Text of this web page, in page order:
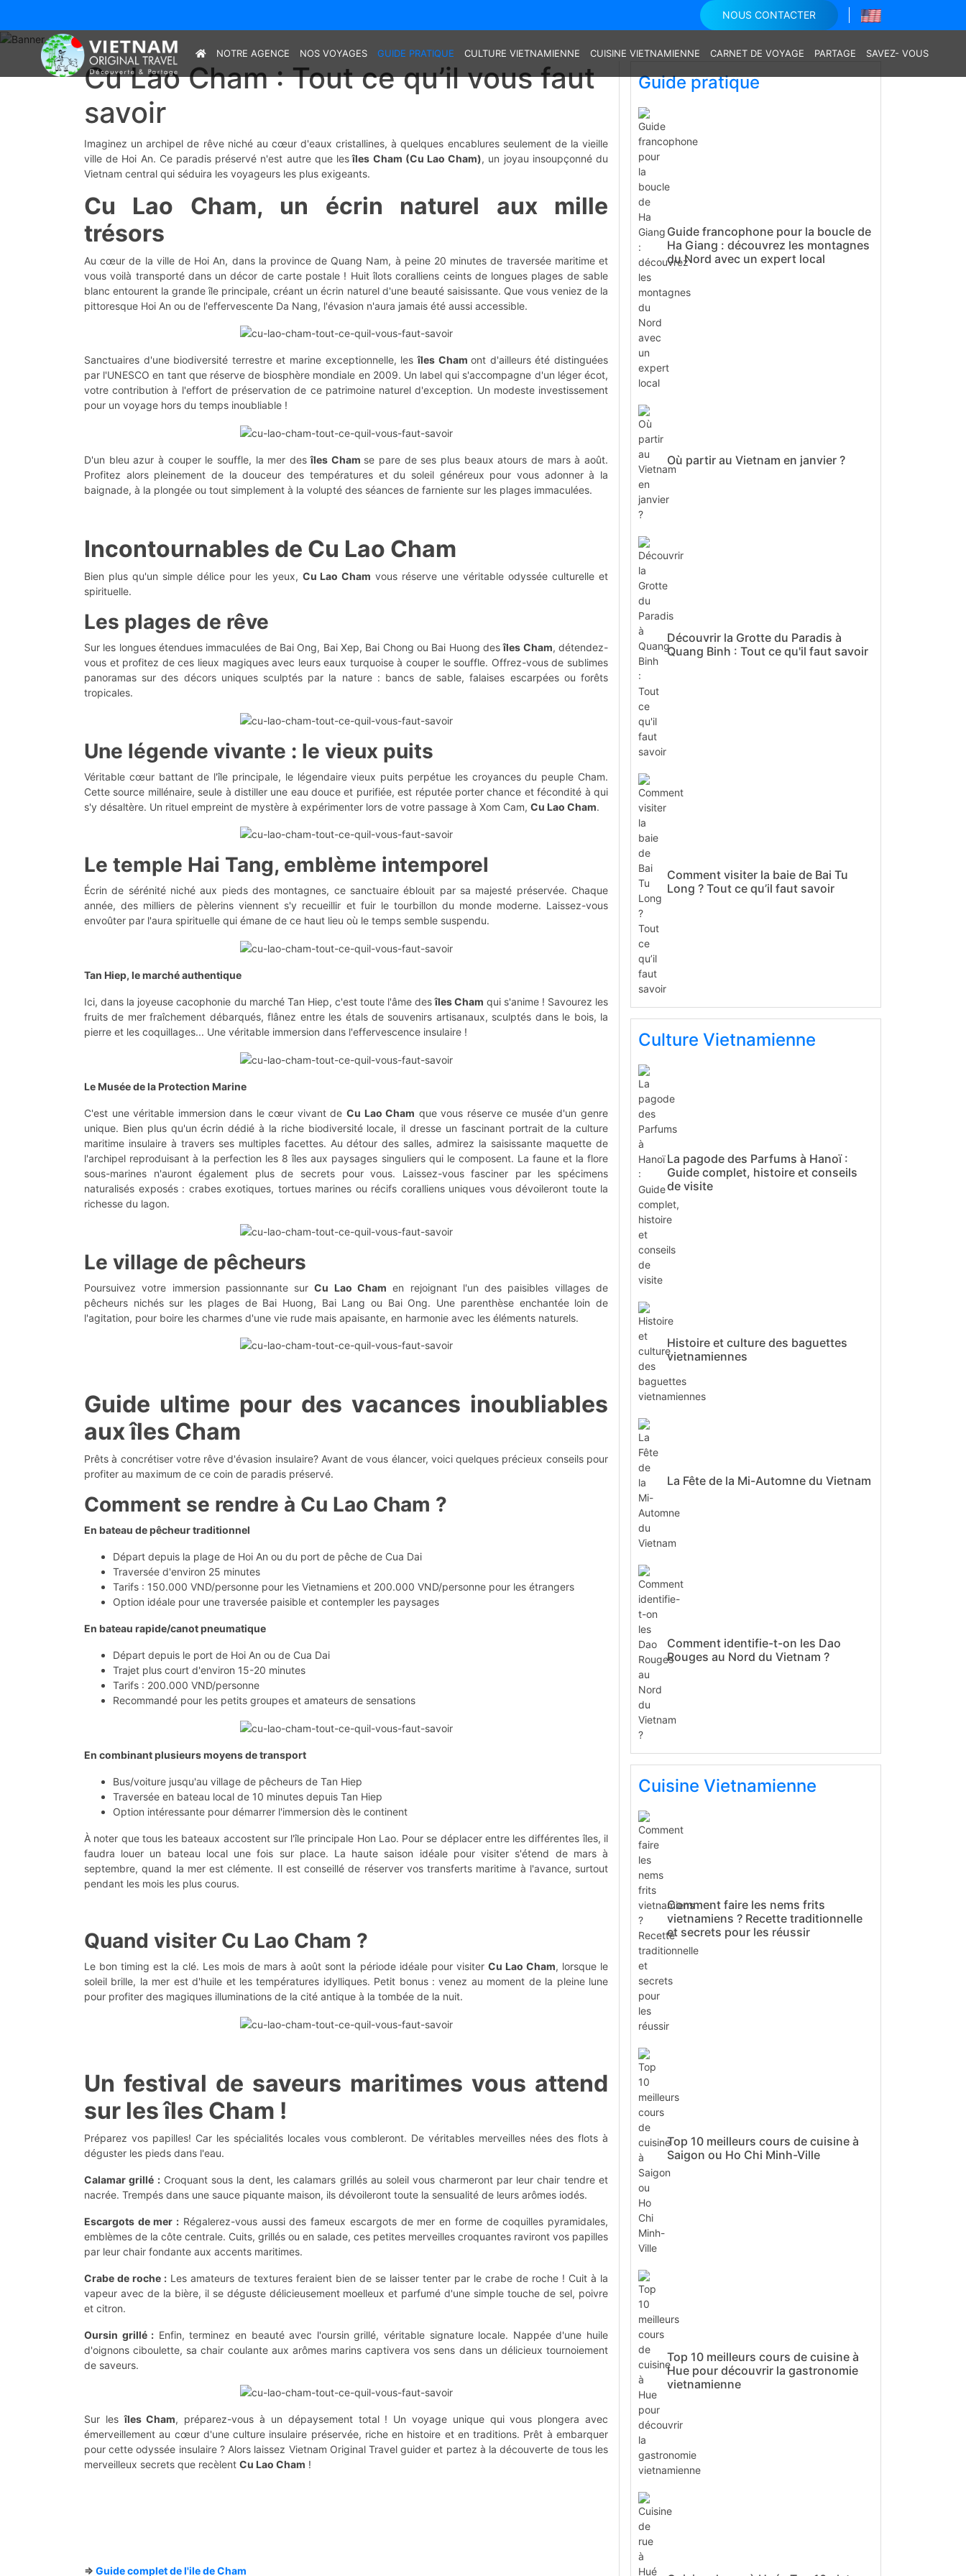
NOUS CONTACTER
NOTRE AGENCE NOS VOYAGES GUIDE PRATIQUE CULTURE VIETNAMIENNE CUISINE VIETNAMIENNE CARNET DE VOYAGE PARTAGE SAVEZ- VOUS
Cu Lao Cham : Tout ce qu’il vous faut
savoir
Imaginez un archipel de rêve niché au cœur d'eaux cristallines, à quelques encablures seulement de la vieille
ville de Hoi An. Ce paradis préservé n'est autre que lesîles Cham (Cu Lao Cham), un joyau insoupçonné du
Vietnam central qui séduira les voyageurs les plus exigeants.
Cu Lao Cham, un écrin naturel aux mille
trésors
Au cœur de la ville de Hoi An, dans la province de Quang Nam, à peine 20 minutes de traversée maritime et
vous voilà transporté dans un décor de carte postale ! Huit îlots coralliens ceints de longues plages de sable
blanc entourent la grande île principale, créant un écrin naturel d'une beauté saisissante. Que vous veniez de la
pittoresque Hoi An ou de l'effervescente Da Nang, l'évasion n'aura jamais été aussi accessible.
Sanctuaires d'une biodiversité terrestre et marine exceptionnelle, lesîles Chamont d'ailleurs été distinguées
par l'UNESCO en tant que réserve de biosphère mondiale en 2009. Un label qui s'accompagne d'un léger écot,
votre contribution à l'effort de préservation de ce patrimoine naturel d'exception. Un modeste investissement
pour un voyage hors du temps inoubliable !
D'un bleu azur à couper le souffle, la mer des îles Cham se pare de ses plus beaux atours de mars à août.
Profitez alors pleinement de la douceur des températures et du soleil généreux pour vous adonner à la
baignade, à la plongée ou tout simplement à la volupté des séances de farniente sur les plages immaculées.
Incontournables de Cu Lao Cham
Bien plus qu'un simple délice pour les yeux, Cu Lao Cham vous réserve une véritable odyssée culturelle et
spirituelle.
Les plages de rêve
Sur les longues étendues immaculées de Bai Ong, Bai Xep, Bai Chong ou Bai Huong desîles Cham, détendez-
vous et profitez de ces lieux magiques avec leurs eaux turquoise à couper le souffle. Offrez-vous de sublimes
panoramas sur des décors uniques sculptés par la nature : bancs de sable, falaises escarpées ou forêts
tropicales.
Une légende vivante : le vieux puits
Véritable cœur battant de l'île principale, le légendaire vieux puits perpétue les croyances du peuple Cham.
Cette source millénaire, seule à distiller une eau douce et purifiée, est réputée porter chance et fécondité à qui
s'y désaltère. Un rituel empreint de mystère à expérimenter lors de votre passage à Xom Cam, Cu Lao Cham.
Le temple Hai Tang, emblème intemporel
Écrin de sérénité niché aux pieds des montagnes, ce sanctuaire éblouit par sa majesté préservée. Chaque
année, des milliers de pèlerins viennent s'y recueillir et fuir le tourbillon du monde moderne. Laissez-vous
envoûter par l'aura spirituelle qui émane de ce haut lieu où le temps semble suspendu.
Tan Hiep, le marché authentique
Ici, dans la joyeuse cacophonie du marché Tan Hiep, c'est toute l'âme desîles Cham qui s'anime ! Savourez les
fruits de mer fraîchement débarqués, flânez entre les étals de souvenirs artisanaux, sculptés dans le bois, la
pierre et les coquillages... Une véritable immersion dans l'effervescence insulaire !
Le Musée de la Protection Marine
C'est une véritable immersion dans le cœur vivant de Cu Lao Cham que vous réserve ce musée d'un genre
unique. Bien plus qu'un écrin dédié à la riche biodiversité locale, il dresse un fascinant portrait de la culture
maritime insulaire à travers ses multiples facettes. Au détour des salles, admirez la saisissante maquette de
l'archipel reproduisant à la perfection les 8 îles aux paysages singuliers qui le composent. La faune et la flore
sous-marines n'auront également plus de secrets pour vous. Laissez-vous fasciner par les spécimens
naturalisés exposés : crabes exotiques, tortues marines ou récifs coralliens uniques vous dévoileront toute la
richesse du lagon.
Le village de pêcheurs
Poursuivez votre immersion passionnante surCu Lao Cham en rejoignant l'un des paisibles villages de
pêcheurs nichés sur les plages de Bai Huong, Bai Lang ou Bai Ong. Une parenthèse enchantée loin de
l'agitation, pour boire les charmes d'une vie rude mais apaisante, en harmonie avec les éléments naturels.
Guide ultime pour des vacances inoubliables
aux îles Cham
Prêts à concrétiser votre rêve d'évasion insulaire? Avant de vous élancer, voici quelques précieux conseils pour
profiter au maximum de ce coin de paradis préservé.
Comment se rendre à Cu Lao Cham ?
En bateau de pêcheur traditionnel
Départ depuis la plage de Hoi An ou du port de pêche de Cua Dai
Traversée d'environ 25 minutes
Tarifs : 150.000 VND/personne pour les Vietnamiens et 200.000 VND/personne pour les étrangers
Option idéale pour une traversée paisible et contempler les paysages
En bateau rapide/canot pneumatique
Départ depuis le port de Hoi An ou de Cua Dai
Trajet plus court d'environ 15-20 minutes
Tarifs : 200.000 VND/personne
Recommandé pour les petits groupes et amateurs de sensations
En combinant plusieurs moyens de transport
Bus/voiture jusqu'au village de pêcheurs de Tan Hiep
Traversée en bateau local de 10 minutes depuis Tan Hiep
Option intéressante pour démarrer l'immersion dès le continent
À noter que tous les bateaux accostent sur l'île principale Hon Lao. Pour se déplacer entre les différentes îles, il
faudra louer un bateau local une fois sur place. La haute saison idéale pour visiter s'étend de mars à
septembre, quand la mer est clémente. Il est conseillé de réserver vos transferts maritime à l'avance, surtout
pendant les mois les plus courus.
Quand visiter Cu Lao Cham ?
Le bon timing est la clé. Les mois de mars à août sont la période idéale pour visiter Cu Lao Cham, lorsque le
soleil brille, la mer est d'huile et les températures idylliques. Petit bonus : venez au moment de la pleine lune
pour profiter des magiques illuminations de la cité antique à la tombée de la nuit.
Un festival de saveurs maritimes vous attend
sur les îles Cham !
Préparez vos papilles! Car les spécialités locales vous combleront. De véritables merveilles nées des flots à
déguster les pieds dans l'eau.
Calamar grillé :Croquant sous la dent, les calamars grillés au soleil vous charmeront par leur chair tendre et
nacrée. Trempés dans une sauce piquante maison, ils dévoileront toute la sensualité de leurs arômes iodés.
Escargots de mer : Régalerez-vous aussi des fameux escargots de mer en forme de coquilles pyramidales,
emblèmes de la côte centrale. Cuits, grillés ou en salade, ces petites merveilles croquantes raviront vos papilles
par leur chair fondante aux accents maritimes.
Crabe de roche : Les amateurs de textures feraient bien de se laisser tenter par le crabe de roche ! Cuit à la
vapeur avec de la bière, il se déguste délicieusement moelleux et parfumé d'une simple touche de sel, poivre
et citron.
Oursin grillé : Enfin, terminez en beauté avec l'oursin grillé, véritable signature locale. Nappée d'une huile
d'oignons ciboulette, sa chair coulante aux arômes marins captivera vos sens dans un délicieux tournoiement
de saveurs.
Sur lesîles Cham, préparez-vous à un dépaysement total ! Un voyage unique qui vous plongera avec
émerveillement au cœur d'une culture insulaire préservée, riche en histoire et en traditions. Prêt à embarquer
pour cette odyssée insulaire ? Alors laissez Vietnam Original Travel guider et partez à la découverte de tous les
merveilleux secrets que recèlent Cu Lao Cham !
=> Guide complet de l'ile de Cham
Guide pratique
Guide francophone pour la boucle de
Ha Giang : découvrez les montagnes
du Nord avec un expert local
Où partir au Vietnam en janvier ?
Découvrir la Grotte du Paradis à
Quang Binh : Tout ce qu'il faut savoir
Comment visiter la baie de Bai Tu
Long ? Tout ce qu’il faut savoir
Culture Vietnamienne
La pagode des Parfums à Hanoï :
Guide complet, histoire et conseils
de visite
Histoire et culture des baguettes
vietnamiennes
La Fête de la Mi-Automne du Vietnam
Comment identifie-t-on les Dao
Rouges au Nord du Vietnam ?
Cuisine Vietnamienne
Comment faire les nems frits
vietnamiens ? Recette traditionnelle
et secrets pour les réussir
Top 10 meilleurs cours de cuisine à
Saigon ou Ho Chi Minh-Ville
Top 10 meilleurs cours de cuisine à
Hue pour découvrir la gastronomie
vietnamienne